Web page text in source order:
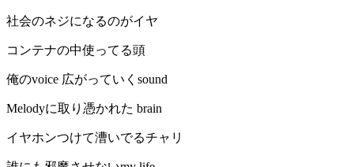
社会のネジになるのがイヤ
コンテナの中使ってる頭
俺のvoice 広がっていくsound
Melodyに取り憑かれた brain
イヤホンつけて漕いでるチャリ